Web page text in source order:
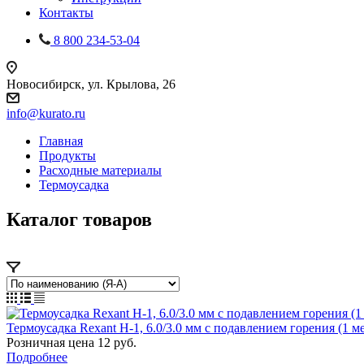
Контакты
8 800 234-53-04
Новосибирск, ул. Крылова, 26
info@kurato.ru
Главная
Продукты
Расходные материалы
Термоусадка
Каталог товаров
Термоусадка Rexant H-1, 6.0/3.0 мм с подавлением горения (1
Розничная цена 12 руб.
Подробнее